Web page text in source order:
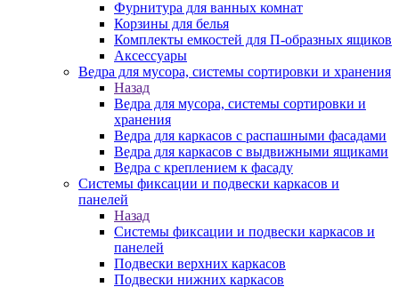
Фурнитура для ванных комнат
Корзины для белья
Комплекты емкостей для П-образных ящиков
Аксессуары
Ведра для мусора, системы сортировки и хранения
Назад
Ведра для мусора, системы сортировки и
хранения
Ведра для каркасов с распашными фасадами
Ведра для каркасов с выдвижными ящиками
Ведра с креплением к фасаду
Системы фиксации и подвески каркасов и
панелей
Назад
Системы фиксации и подвески каркасов и
панелей
Подвески верхних каркасов
Подвески нижних каркасов